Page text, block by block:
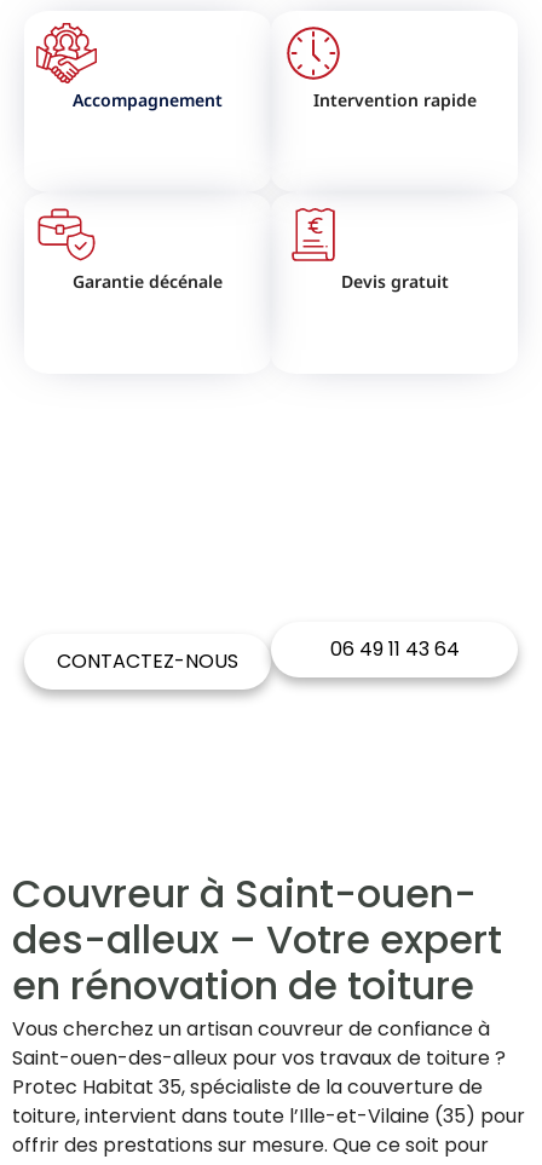
Accompagnement Intervention rapide
Garantie décénale Devis gratuit
CONTACTEZ-NOUS 06 49 11 43 64
Couvreur à Saint-ouen-
des-alleux – Votre expert
en rénovation de toiture
Vous cherchez un artisan couvreur de confiance à
Saint-ouen-des-alleux pour vos travaux de toiture ?
Protec Habitat 35, spécialiste de la couverture de
toiture, intervient dans toute l’Ille-et-Vilaine (35) pour
offrir des prestations sur mesure. Que ce soit pour